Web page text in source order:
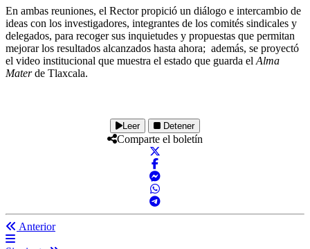
En ambas reuniones, el Rector propició un diálogo e intercambio de
ideas con los investigadores, integrantes de los comités sindicales y
delegados, para recoger sus inquietudes y propuestas que permitan
mejorar los resultados alcanzados hasta ahora; además, se proyectó
el video institucional que muestra el estado que guarda elAlma
Materde Tlaxcala.
Leer Detener
Comparte el boletín
Anterior